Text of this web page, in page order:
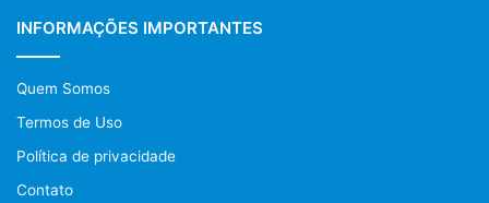
INFORMAÇÕES IMPORTANTES
Quem Somos
Termos de Uso
Política de privacidade
Contato